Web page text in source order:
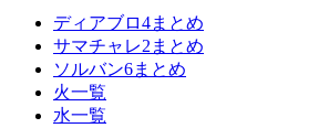
ディアブロ4まとめ
サマチャレ2まとめ
ソルバン6まとめ
火一覧
水一覧